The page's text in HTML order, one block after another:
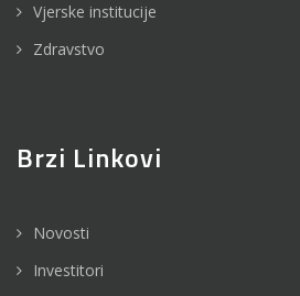
Vjerske institucije
Zdravstvo
Brzi Linkovi
Novosti
Investitori